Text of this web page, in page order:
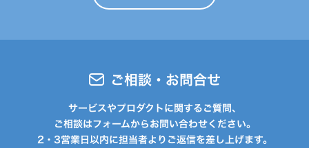
ご相談・お問合せ
サービスやプロダクトに関するご質問、
ご相談はフォームからお問い合わせください。
2・3営業日以内に担当者よりご返信を差し上げます。